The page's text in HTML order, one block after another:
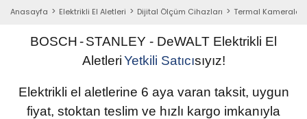
Anasayfa Elektrikli El Aletleri Dijital Ölçüm Cihazları Termal Kameralar
BOSCH-STANLEY - DeWALT Elektrikli El
AletleriYetkili Satıcısıyız!
Elektrikli el aletlerine 6 aya varan taksit, uygun
fiyat, stoktan teslim ve hızlı kargo imkanıyla